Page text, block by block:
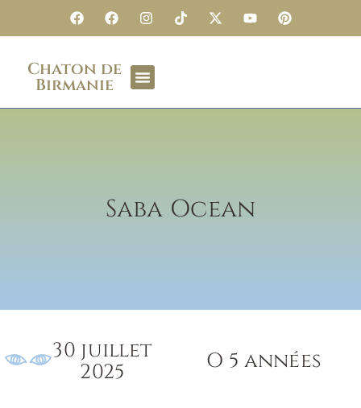
Chaton de
Birmanie
Saba Ocean
30 juillet
2025
O 5 années